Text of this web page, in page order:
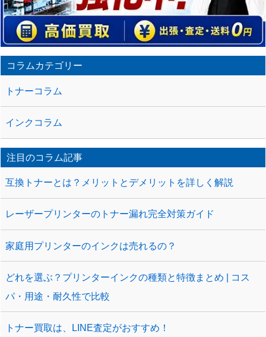
コラムカテゴリー
トナーコラム
インクコラム
注目のコラム記事
互換トナーとは？メリットとデメリットを詳しく解説
レーザープリンターのトナー漏れ完全対策ガイド
家庭用プリンターのインクは売れるの？
どれを選ぶ？プリンターインクの種類と特徴まとめ | コス
パ・用途・耐久性で比較
トナー買取は、LINE査定がおすすめ！